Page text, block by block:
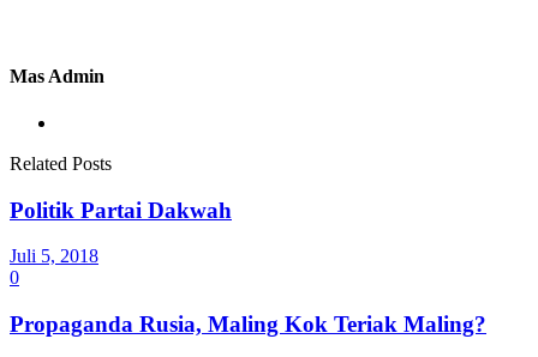
Mas Admin
Related Posts
Politik Partai Dakwah
Juli 5, 2018
0
Propaganda Rusia, Maling Kok Teriak Maling?